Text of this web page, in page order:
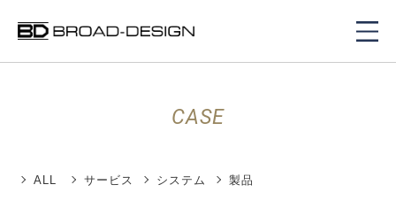
CASE
ALL サービス システム 製品